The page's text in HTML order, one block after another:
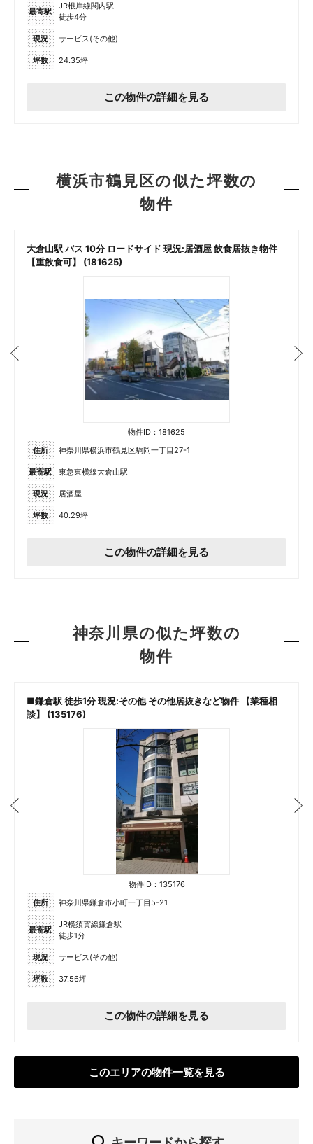
最寄駅
JR根岸線関内駅
徒歩4分
現況 サービス(その他)
坪数 24.35坪
この物件の詳細を見る
横浜市鶴見区の似た坪数の
物件
大倉山駅 バス 10分 ロードサイド 現況:居酒屋 飲食居抜き物件
【重飲食可】 (181625)
物件ID：181625
住所
神奈川県横浜市鶴見区駒岡一丁目27-1
最寄駅 東急東横線大倉山駅
現況 居酒屋
坪数 40.29坪
この物件の詳細を見る
神奈川県の似た坪数の
物件
■鎌倉駅 徒歩1分 現況:その他 その他居抜きなど物件 【業種相
談】 (135176)
物件ID：135176
住所
神奈川県鎌倉市小町一丁目5-21
最寄駅
JR横須賀線鎌倉駅
徒歩1分
現況 サービス(その他)
坪数 37.56坪
この物件の詳細を見る
このエリアの物件一覧を見る